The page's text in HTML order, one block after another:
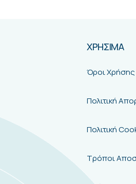
ΧΡΗΣΙΜΑ
Όροι Χρήσης
Πολιτική
Πολιτική
Τρόποι